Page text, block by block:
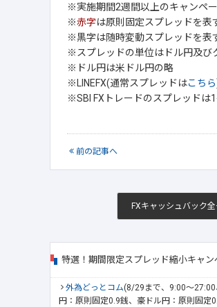
※実施期間2週間以上のキャンペ
※赤字は原則固定スプレッドを
※黒字は随時変動スプレッドを
※スプレッドの単位はドル円及び
※ドル円は米ドル円の略
※LINEFX(通常スプレッドはこちら
※SBI FXトレードのスプレッドは
前の記事へ
FXキャッシュバック全
特選！期間限定スプレッド縮小キャン
外為どっとコム(8/29まで、9:00～
円：原則固定0.9銭、豪ドル円：原則固定